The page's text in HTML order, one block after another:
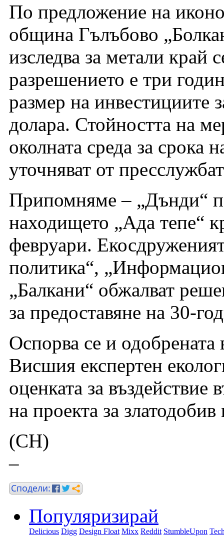
По предложение на
община Гълъбово
изследва за метали
разрешението е три
размер на инвестициите
долара. Стойността на
околната среда за срока
уточняват от
Припомняме – „Дънди“
находището „Ада тепе“
февруари.
политика“,
„Балкани“ обжалват
за предоставяне на 30-
Оспорва се и одобрената
Висшия експертен
оценката за
на проекта за
(СН)
–
Популяризирай
Delicious Digg Design Float Mixx Reddit StumbleUpon